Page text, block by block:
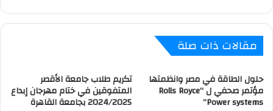
مقالات ذات صلة
حلول الطاقة في مصر وانظمتها
مؤتمر صحفي ل “Rolls Royce
Power systems”
تكريم طلاب جامعة الأقصر
المتفوقين في ختام مهرجان إبداع
2024/2025 بجامعة القاهرة